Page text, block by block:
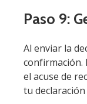
Paso 9:
Al enviar la
el acuse de
tu